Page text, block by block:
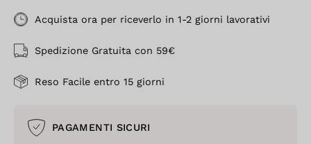
Acquista ora per riceverlo in 1-2 giorni lavorativi
Spedizione Gratuita con 59€
Reso Facile entro 15 giorni
PAGAMENTI SICURI